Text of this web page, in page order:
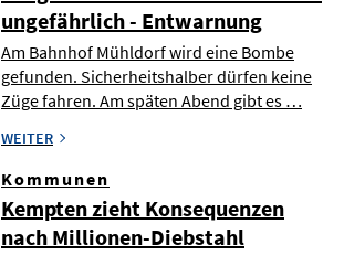
ungefährlich - Entwarnung
Am Bahnhof Mühldorf wird eine Bombe
gefunden. Sicherheitshalber dürfen keine
Züge fahren. Am späten Abend gibt es …
WEITER
Kommunen
Kempten zieht Konsequenzen
nach Millionen-Diebstahl